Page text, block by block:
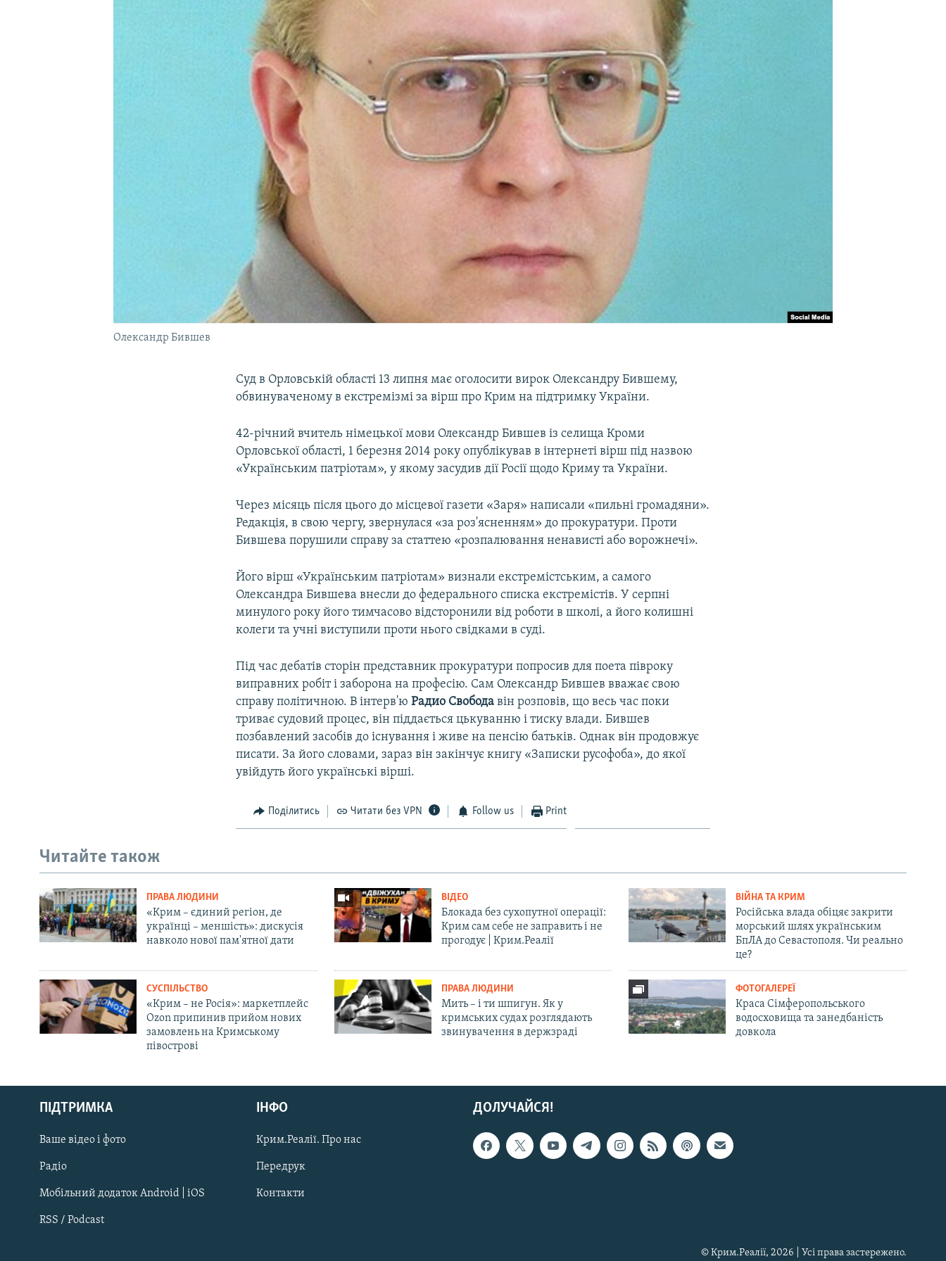
Русский
Qırımtatar
ДОЛУЧАЙСЯ!
Олександр Бившев
Суд в Орловській області 13 липня має оголосити вирок Олександру Бившему,
обвинуваченому в екстремізмі за вірш про Крим на підтримку України.
42-річний вчитель німецької мови Олександр Бившев із селища Кроми
Орловської області, 1 березня 2014 року опублікував в інтернеті вірш під назвою
«Українським патріотам», у якому засудив дії Росії щодо Криму та України.
Через місяць після цього до місцевої газети «Заря» написали «пильні громадяни».
Редакція, в свою чергу, звернулася «за роз'ясненням» до прокуратури. Проти
Бившева порушили справу за статтею «розпалювання ненависті або ворожнечі».
Його вірш «Українським патріотам» визнали екстремістським, а самого
Олександра Бившева внесли до федерального списка екстремістів. У серпні
минулого року його тимчасово відсторонили від роботи в школі, а його колишні
колеги та учні виступили проти нього свідками в суді.
Під час дебатів сторін представник прокуратури попросив для поета півроку
виправних робіт і заборона на професію. Сам Олександр Бившев вважає свою
справу політичною. В інтерв'юРадио Свобода він розповів, що весь час поки
триває судовий процес, він піддається цькуванню і тиску влади. Бившев
позбавлений засобів до існування і живе на пенсію батьків. Однак він продовжує
писати. За його словами, зараз він закінчує книгу «Записки русофоба», до якої
увійдуть його українські вірші.
Поділитись Читати без VPN Follow us Print
Читайте також
ПРАВА ЛЮДИНИ
«Крим – єдиний регіон, де
українці – меншість»: дискусія
навколо нової пам'ятної дати
ВІДЕО
Блокада без сухопутної операції:
Крим сам себе не заправить і не
прогодує | Крим.Реалії
ВІЙНА ТА КРИМ
Російська влада обіцяє закрити
морський шлях українським
БпЛА до Севастополя. Чи реально
це?
СУСПІЛЬСТВО
«Крим – не Росія»: маркетплейс
Ozon припинив прийом нових
замовлень на Кримському
півострові
ПРАВА ЛЮДИНИ
Мить – і ти шпигун. Як у
кримських судах розглядають
звинувачення в держзраді
ФОТОГАЛЕРЕЇ
Краса Сімферопольського
водосховища та занедбаність
довкола
ДОЛУЧАЙСЯ!
ПІДТРИМКА
Ваше відео і фото
Радіо
Мобільний додаток Android | iOS
RSS / Podcast
ІНФО
Крим.Реалії. Про нас
Передрук
Контакти
© Крим.Реалії, 2026 | Усі права застережено.